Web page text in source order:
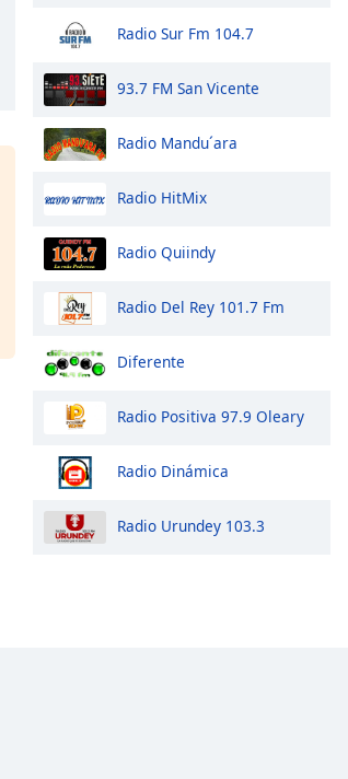
Radio Sur Fm 104.7
93.7 FM San Vicente
Radio Mandu´ara
Radio HitMix
Radio Quiindy
Radio Del Rey 101.7 Fm
Diferente
Radio Positiva 97.9 Oleary
Radio Dinámica
Radio Urundey 103.3